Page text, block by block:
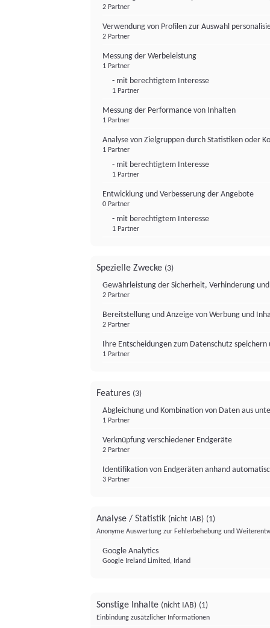
2 Partner
Verwendung von Profilen zur Auswahl
2 Partner
Messung der Werbeleistung
1 Partner
- mit berechtigtem Interesse
1 Partner
Messung der Performance von Inhalten
1 Partner
Analyse von Zielgruppen durch Statistiken oder
1 Partner
- mit berechtigtem Interesse
1 Partner
Entwicklung und Verbesserung der Angebote
0 Partner
- mit berechtigtem Interesse
1 Partner
Spezielle Zwecke (3)
Gewährleistung der Sicherheit, Verhinderung
2 Partner
Bereitstellung und Anzeige von Werbung und
2 Partner
Ihre Entscheidungen zum Datenschutz
1 Partner
Features (3)
Abgleichung und Kombination von Daten aus
1 Partner
Verknüpfung verschiedener Endgeräte
2 Partner
Identifikation von Endgeräten anhand
3 Partner
Analyse / Statistik (nicht IAB) (1)
Anonyme Auswertung zur Fehlerbehebung und
Google Analytics
Google Ireland Limited, Irland
Sonstige Inhalte (nicht IAB) (1)
Einbindung zusätzlicher Informationen